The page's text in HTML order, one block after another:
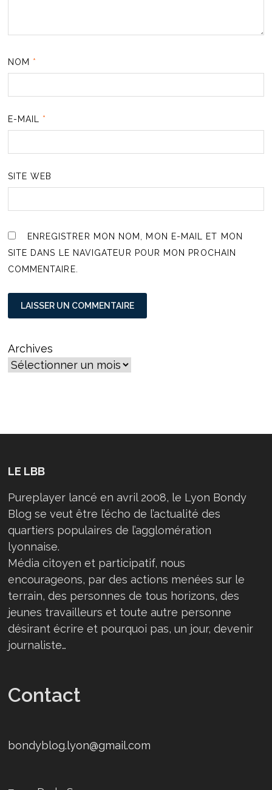
NOM *
E-MAIL *
SITE WEB
ENREGISTRER MON NOM, MON E-MAIL ET MON
SITE DANS LE NAVIGATEUR POUR MON PROCHAIN
COMMENTAIRE.
Archives
LE LBB
Pureplayer lancé en avril 2008, le Lyon Bondy
Blog se veut être l’écho de l’actualité des
quartiers populaires de l’agglomération
lyonnaise.
Média citoyen et participatif, nous
encourageons, par des actions menées sur le
terrain, des personnes de tous horizons, des
jeunes travailleurs et toute autre personne
désirant écrire et pourquoi pas, un jour, devenir
journaliste…
Contact
bondyblog.lyon@gmail.com